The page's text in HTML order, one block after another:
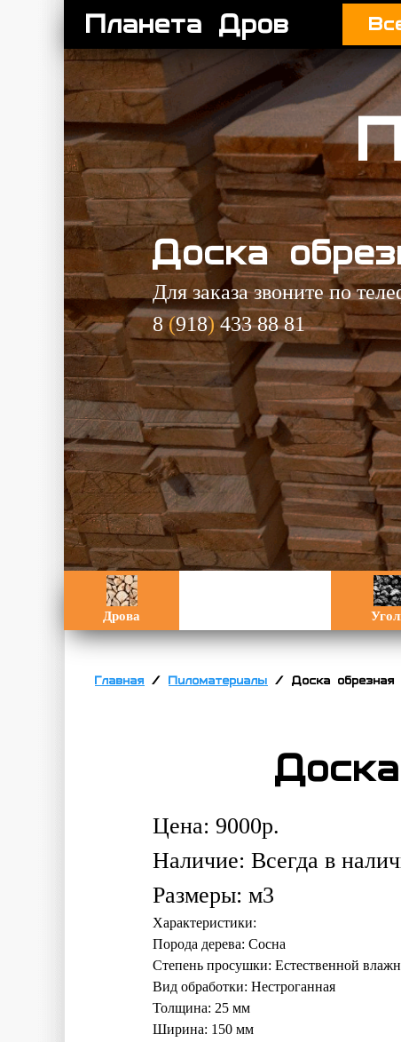
Планета Дров
Доска
Для заказа звоните по
8(918)433 88 81
Дрова
Главная / Пиломатериалы / Доска
Цена: 9000р.
Наличие: Всегда в
Размеры: м3
Характеристики:
Порода дерева: Сосна
Степень просушки: Естественной
Вид обработки: Нестроганная
Толщина: 25 мм
Ширина: 150 мм